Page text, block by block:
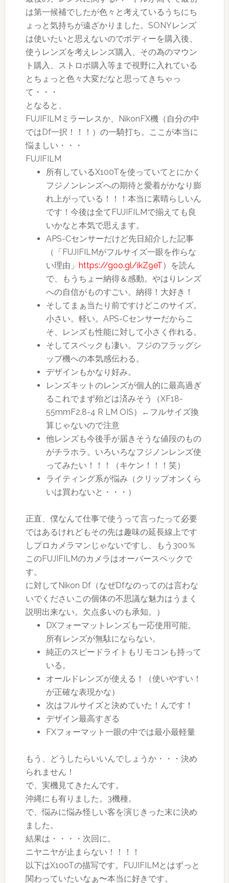
は第一候補でしたが色々と考えているうちにち
ょっと気持ちが遠ざかりました。SONYレンズ
は使いたいと思えないのでボディーを購入後、
使うレンズを考えレンズ購入、その為のマウン
ト購入、ストロボ購入等まで視野に入れている
とちょっと色々大変だなと思ってきちゃっ
て・・・
となると、
FUJIFILMミラーレスか、NikonFX機（自分の中
ではDf一択！！！）の一騎打ち。ここが本当に
悩ましい・・・
FUJIFILM
所有しているX100Tを使っていてとにかく
フジノンレンズへの期待と愛着がかなり膨
れ上がっている！！！本当に素晴らしいん
です！今後は全てFUJIFILMで揃えても良
いかなと本気で思えます。
APS-Cセンサーだけど先日紹介した記事
（「FUJIFILMがフルサイズ一眼を作らな
い理由」 https://goo.gl/ikZ9eT）を読ん
で、もうちょー納得＆感動。やはりレンズ
への自信がものすごい。納得！大好き！
そしてまぁ当たり前ですけどこのサイズ。
小さい。軽い。APS-Cセンサーだからこ
そ、レンズも性能に対して小さく作れる。
そしてスペックも凄い。フジのフラッグシ
ップ機への本気感伝わる。
デザインもかなり好み。
レンズキットのレンズが個人的に最高過ぎ
るこれでまず殆どは済みそう（XF18-
55mmF2.8-4 R LM OIS）←フルサイズ換
算じゃないので注意
他レンズも今後手が届きそうな値段のもの
がチラホラ。いろいろなフジノンレンズ使
ってみたい！！！（キケン！！！笑）
ライティング系が悩み（クリップオンくら
いは買わないと・・・）
正直、僕なんて仕事で使うって言ったって必要
ではあるけれどもその先は趣味の延長線上です
しプロカメラマンじゃないですし、もう300％
このFUJIFILMのカメラはオーバースペックで
す。
に対してNikon Df（なぜDfなのってのは言わな
いでくださいこの個体の不思議な魅力はうまく
説明出来ない。欠点多いのも承知。）
DXフォーマットレンズも一応使用可能。
所有レンズが無駄にならない。
純正のスピードライトもリモコンも持って
いる。
オールドレンズが使える！（使いやすい！
が正確な表現かな）
次はフルサイズと決めていた！んです！
デザイン最高すぎる
FXフォーマット一眼の中では最小最軽量
もう、どうしたらいいんでしょうか・・・決め
られません！
で、実機見てきたんです。
沖縄にも有りました。3機種。
で、悩みに悩み怪しい客を演じきった末に決め
ました。
結果は・・・・次回に。
ニヤニヤが止まらない！！！！
以下はX100Tの描写です。FUJIFILMとはずっと
関わっていたいなぁ〜本当に好きです。